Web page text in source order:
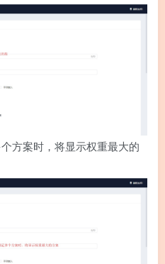
方案时，将显示权重最大的